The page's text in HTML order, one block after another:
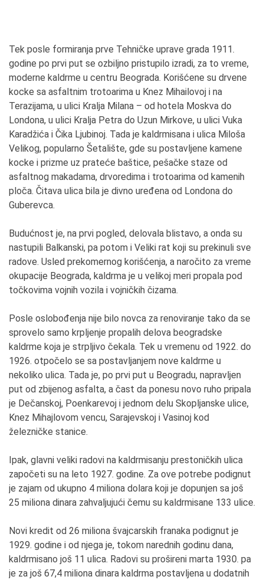
Tek posle formiranja prve Tehničke uprave grada 1911.
godine po prvi put se ozbiljno pristupilo izradi, za to vreme,
moderne kaldrme u centru Beograda. Korišćene su drvene
kocke sa asfaltnim trotoarima u Knez Mihailovoj i na
Terazijama, u ulici Kralja Milana – od hotela Moskva do
Londona, u ulici Kralja Petra do Uzun Mirkove, u ulici Vuka
Karadžića i Čika Ljubinoj. Tada je kaldrmisana i ulica Miloša
Velikog, popularno Šetalište, gde su postavljene kamene
kocke i prizme uz prateće baštice, pešačke staze od
asfaltnog makadama, drvoredima i trotoarima od kamenih
ploča. Čitava ulica bila je divno uređena od Londona do
Guberevca.
Budućnost je, na prvi pogled, delovala blistavo, a onda su
nastupili Balkanski, pa potom i Veliki rat koji su prekinuli sve
radove. Usled prekomernog korišćenja, a naročito za vreme
okupacije Beograda, kaldrma je u velikoj meri propala pod
točkovima vojnih vozila i vojničkih čizama.
Posle oslobođenja nije bilo novca za renoviranje tako da se
sprovelo samo krpljenje propalih delova beogradske
kaldrme koja je strpljivo čekala. Tek u vremenu od 1922. do
1926. otpočelo se sa postavljanjem nove kaldrme u
nekoliko ulica. Tada je, po prvi put u Beogradu, napravljen
put od zbijenog asfalta, a čast da ponesu novo ruho pripala
je Dečanskoj, Poenkarevoj i jednom delu Skopljanske ulice,
Knez Mihajlovom vencu, Sarajevskoj i Vasinoj kod
železničke stanice.
Ipak, glavni veliki radovi na kaldrmisanju prestoničkih ulica
započeti su na leto 1927. godine. Za ove potrebe podignut
je zajam od ukupno 4 miliona dolara koji je dopunjen sa još
25 miliona dinara zahvaljujući čemu su kaldrmisane 133 ulice.
Novi kredit od 26 miliona švajcarskih franaka podignut je
1929. godine i od njega je, tokom narednih godinu dana,
kaldrmisano još 11 ulica. Radovi su prošireni marta 1930. pa
je za još 67,4 miliona dinara kaldrma postavljena u dodatnih